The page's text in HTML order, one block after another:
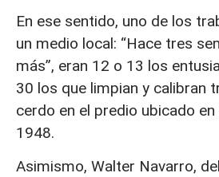
En ese sentido, uno de los
un medio local: “Hace tres
más”, eran 12 o 13 los
30 los que limpian y calibran
cerdo en el predio ubicado en
1948.
Asimismo, Walter Navarro,